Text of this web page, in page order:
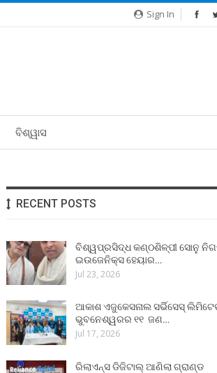
Sign In
ବିଶ୍ୱାସ
RECENT POSTS
ବିଶ୍ୱପ୍ରସିଦ୍ଧ କଣ୍ଠଶିଳ୍ପୀ ସୋନୁ
ଇଉଜେନିକ୍ସ ହେୟାର…
Jul 23, 2026
ଆକାଶ ଏଜୁକେସନାଲ ସର୍ଭିସେସ୍
ଭୁବନେଶ୍ୱରର ୧୧ ଜଣ…
Jul 17, 2026
ରିଲାଏନ୍ସ ଡିଜିଟାଲ୍ ଆଣିଲା ଗ୍ରାଣ୍ଡ